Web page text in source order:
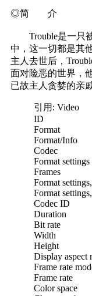
◎简 介
Trouble是一只被
中，这一切都是其
主人去世后，
面对险恶的世界，
已故主人贪婪的亲
引用: Video
ID
Format/
Codec
Format
Frames
Format
Format
Codec
Bit rate
Width
Height
Display
Frame
Frame
Color